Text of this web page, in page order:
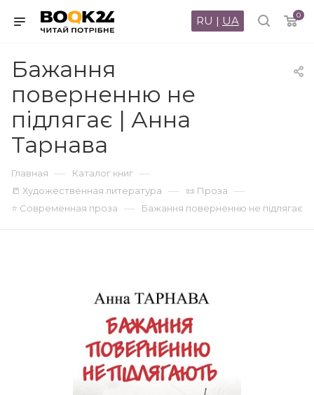
0
RU | UA
Бажання
поверненню не
підлягає | Анна
Тарнава
Главная — Каталог книг —
📒 Художественная литература — 📜 Проза —
⭐ Современная проза — Бажання поверненню не підлягає